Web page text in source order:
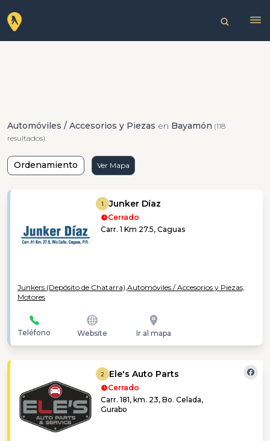
Automóviles / Accesorios y Piezas en Bayamón (118
resultados)
Ordenamiento Ver Mapa
1 Junker Díaz
Cerrado
Carr. 1 Km 27.5, Caguas
Junkers (Depósito de Chatarra),Automóviles / Accesorios y Piezas,
Motores
Teléfono Website Ir al mapa
2 Ele's Auto Parts
Cerrado
Carr. 181, km. 23, Bo. Celada,
Gurabo